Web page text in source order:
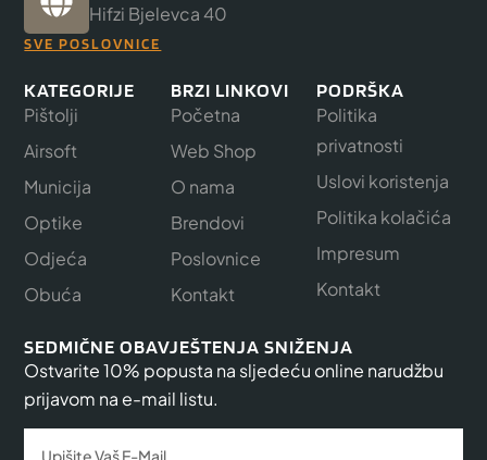
Hifzi Bjelevca 40
SVE POSLOVNICE
KATEGORIJE
Pištolji
Airsoft
Municija
Optike
Odjeća
Obuća
BRZI LINKOVI
Početna
Web Shop
O nama
Brendovi
Poslovnice
Kontakt
PODRŠKA
Politika
privatnosti
Uslovi koristenja
Politika kolačića
Impresum
Kontakt
SEDMIČNE OBAVJEŠTENJA SNIŽENJA
Ostvarite 10% popusta na sljedeću online narudžbu
prijavom na e-mail listu.